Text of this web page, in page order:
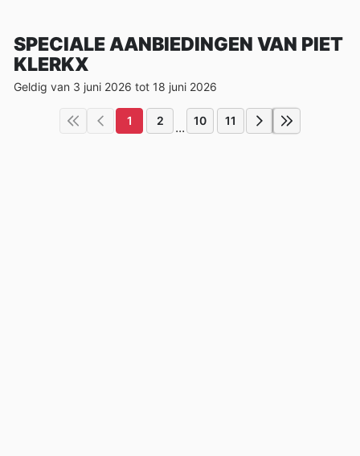
SPECIALE AANBIEDINGEN VAN PIET
KLERKX
Geldig van 3 juni 2026 tot 18 juni 2026
1 2 ... 10 11